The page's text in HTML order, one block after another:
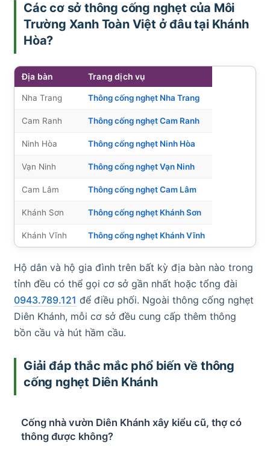
Các cơ sở thông cống nghẹt của Môi
Trường Xanh Toàn Việt ở đâu tại Khánh
Hòa?
Địa bàn Trang dịch vụ
Nha Trang Thông cống nghẹt Nha Trang
Cam Ranh Thông cống nghẹt Cam Ranh
Ninh Hòa Thông cống nghẹt Ninh Hòa
Vạn Ninh Thông cống nghẹt Vạn Ninh
Cam Lâm Thông cống nghẹt Cam Lâm
Khánh Sơn Thông cống nghẹt Khánh Sơn
Khánh Vĩnh Thông cống nghẹt Khánh Vĩnh
Hộ dân và hộ gia đình trên bất kỳ địa bàn nào trong
tỉnh đều có thể gọi cơ sở gần nhất hoặc tổng đài
0943.789.121 để điều phối. Ngoài thông cống nghẹt
Diên Khánh, mỗi cơ sở đều cung cấp thêm thông
bồn cầu và hút hầm cầu.
Giải đáp thắc mắc phổ biến về thông
cống nghẹt Diên Khánh
Cống nhà vườn Diên Khánh xây kiểu cũ, thợ có
thông được không?